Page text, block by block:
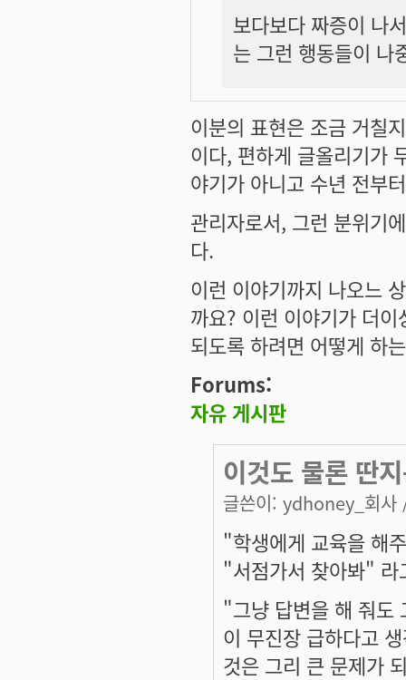
보다보다 짜증이 나
는 그런 행동들이 나
이분의 표현은 조금 거칠
이다, 편하게 글올리기가
야기가 아니고 수년 전부
관리자로서, 그런 분위기
다.
이런 이야기까지 나오느
까요? 이런 이야기가 더
되도록 하려면 어떻게 하
Forums:
자유 게시판
이것도 물론 딴
글쓴이: ydhoney_회사
"학생에게 교육을 해
"서점가서 찾아봐" 라
"그냥 답변을 해 줘도
이 무진장 급하다고
것은 그리 큰 문제가